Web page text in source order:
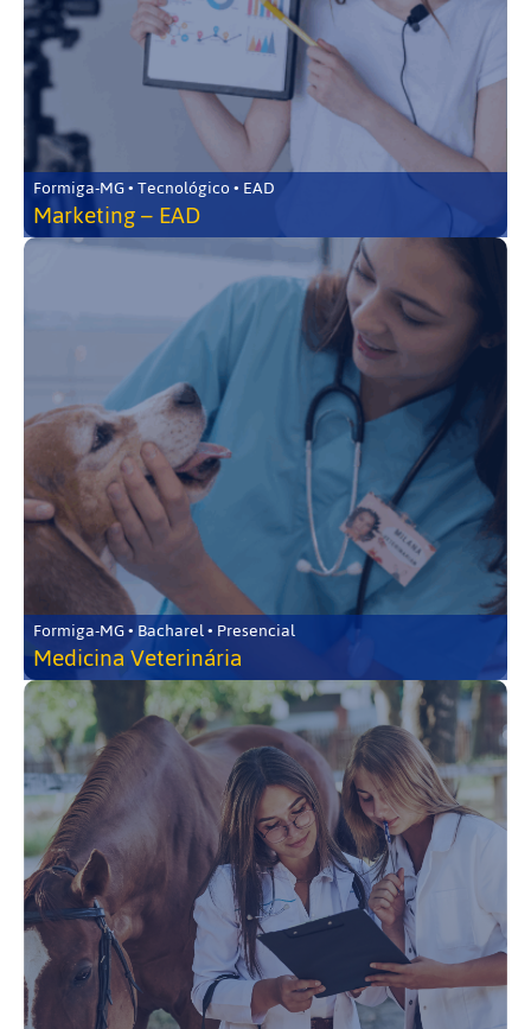
Formiga-MG • Tecnológico • EAD
Marketing – EAD
Formiga-MG • Bacharel • Presencial
Medicina Veterinária